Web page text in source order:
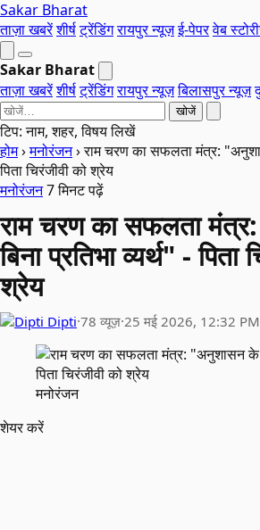
Sakar Bharat
ताज़ा खबरेंशीर्षट्रेंडिंगरायपुर न्यूज़ई-पेपरवेब
Sakar Bharat
ताज़ा खबरेंशीर्षट्रेंडिंगरायपुर न्यूज़बिलासपुर न्यूज़
खोजें
टिप: नाम, शहर, विषय लिखें
होम›मनोरंजन›राम चरण का सफलता मंत्र:
पिता चिरंजीवी को श्रेय
मनोरंजन7 मिनट पढ़ें
राम चरण का सफलता
बिना प्रतिभा व्यर्थ" - पिता
श्रेय
Dipti·78 व्यूज़·25 मई 2026, 12:32 PM
मनोरंजन
शेयर करें